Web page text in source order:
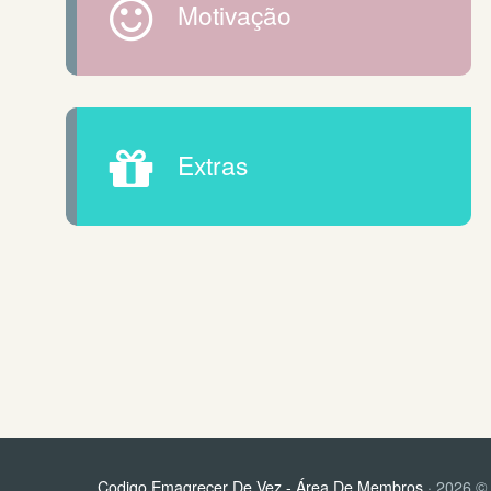
Motivação
Extras
Codigo Emagrecer De Vez - Área De Membros· 2026 ©